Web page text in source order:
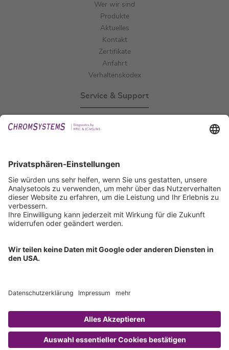
Wer wir sind
Produkte
Aktuelles
Kontakt
Zertifikate
Anfahrt
Verhaltenskodex
Service & Support
IFU anfordern
Zertifizierungen
ISO 9001 Zertifikat